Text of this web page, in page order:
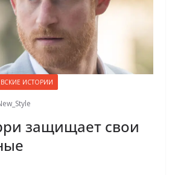
ИСТОРИИ
защищает свои